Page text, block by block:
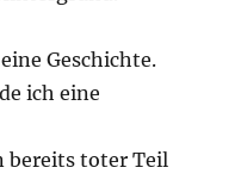
Geschichte.
ich eine
bereits toter Teil